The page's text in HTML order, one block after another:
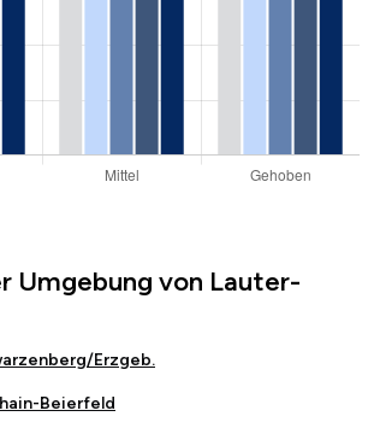
Umgebung von Lauter-
Erzgeb.
Beierfeld